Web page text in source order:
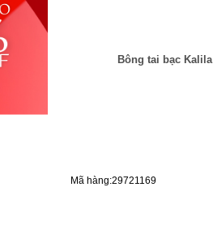
Bông tai bạc Kalila
Mã hàng:29721169